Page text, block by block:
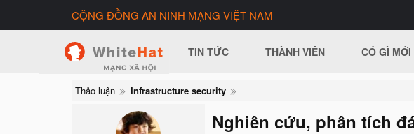
CỘNG ĐỒNG AN NINH MẠNG VIỆT NAM
TIN TỨC THÀNH VIÊN CÓ GÌ MỚI
Thảo luận Infrastructure security
Nghiên cứu, phân tích